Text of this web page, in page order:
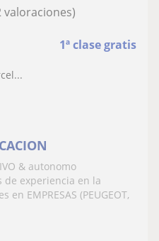
1ª clase gratis
valoraciones)
& autonomo
experiencia en la
EMPRESAS (PEUGEOT,